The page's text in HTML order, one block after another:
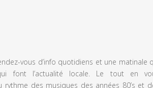
vous d’info quotidiens et une matinale
font l’actualité locale. Le tout en
des musiques des années 80’s et